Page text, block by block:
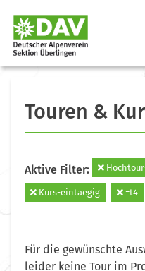
Touren &
Aktive Filter:
Kurs-eintaegig =t4
Für die gewünschte
leider keine Tour im